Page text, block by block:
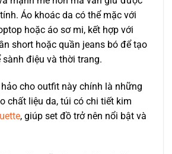
Áo khoác da có thể mặc với
hoặc áo sơ mi, kết hợp với
short hoặc quần jeans bó để tạo
điệu và thời trang.
cho outfit này chính là những
chất liệu da, túi có chi tiết kim
, giúp set đồ trở nên nổi bật và